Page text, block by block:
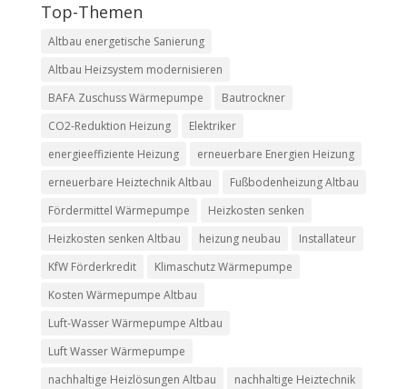
Top-Themen
Altbau energetische Sanierung
Altbau Heizsystem modernisieren
BAFA Zuschuss Wärmepumpe
Bautrockner
CO2-Reduktion Heizung
Elektriker
energieeffiziente Heizung
erneuerbare Energien Heizung
erneuerbare Heiztechnik Altbau
Fußbodenheizung Altbau
Fördermittel Wärmepumpe
Heizkosten senken
Heizkosten senken Altbau
heizung neubau
Installateur
KfW Förderkredit
Klimaschutz Wärmepumpe
Kosten Wärmepumpe Altbau
Luft-Wasser Wärmepumpe Altbau
Luft Wasser Wärmepumpe
nachhaltige Heizlösungen Altbau
nachhaltige Heiztechnik